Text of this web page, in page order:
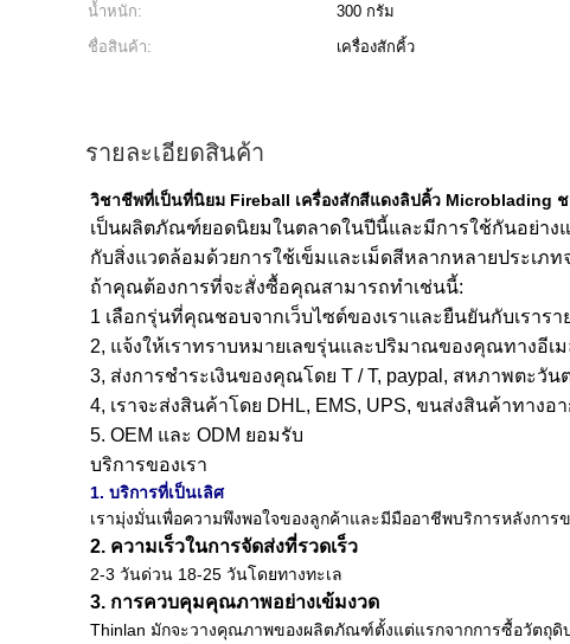
น้ำหนัก:
300 กรัม
ชื่อสินค้า:
เครื่องสักคิ้ว
รายละเอียดสินค้า
วิชาชีพที่เป็นที่นิยม Fireball เครื่องสักสีแดงลิปคิ้ว Microblading
เป็นผลิตภัณฑ์ยอดนิยมในตลาดในปีนี้และมีการใช้กันอย่าง
กับสิ่งแวดล้อมด้วยการใช้เข็มและเม็ดสีหลากหลายประเภ
ถ้าคุณต้องการที่จะสั่งซื้อคุณสามารถทำเช่นนี้:
1 เลือกรุ่นที่คุณชอบจากเว็บไซต์ของเราและยืนยันกับเรา
2, แจ้งให้เราทราบหมายเลขรุ่นและปริมาณของคุณทางอีเ
3, ส่งการชำระเงินของคุณโดย T / T, paypal, สหภาพตะวัน
4, เราจะส่งสินค้าโดย DHL, EMS, UPS, ขนส่งสินค้าทาง
5. OEM และ ODM ยอมรับ
บริการของเรา
1. บริการที่เป็นเลิศ
เรามุ่งมั่นเพื่อความพึงพอใจของลูกค้าและมีมืออาชีพบริการหลังกา
2. ความเร็วในการจัดส่งที่รวดเร็ว
2-3 วันด่วน 18-25 วันโดยทางทะเล
3. การควบคุมคุณภาพอย่างเข้มงวด
Thinlan มักจะวางคุณภาพของผลิตภัณฑ์ตั้งแต่แรกจากการซื้อวัตถุดิ